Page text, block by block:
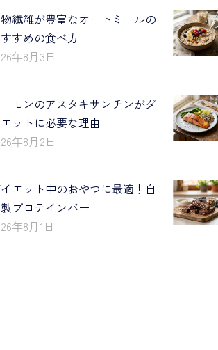
繊維が豊富なオートミールの
すめの食べ方
年8月3日
モンのアスタキサンチンがダ
ットに必要な理由
年8月2日
エット中のおやつに最適！自
プロテインバー
年8月1日